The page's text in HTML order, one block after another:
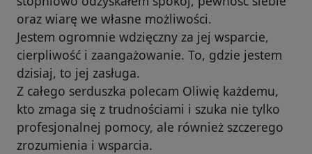
oraz wiarę we własne możliwości.
Jestem ogromnie wdzięczny za jej wsparcie,
cierpliwość i zaangażowanie. To, gdzie jestem
dzisiaj, to jej zasługa.
Z całego serduszka polecam Oliwię każdemu,
kto zmaga się z trudnościami i szuka nie tylko
profesjonalnej pomocy, ale również szczerego
zrozumienia i wsparcia.